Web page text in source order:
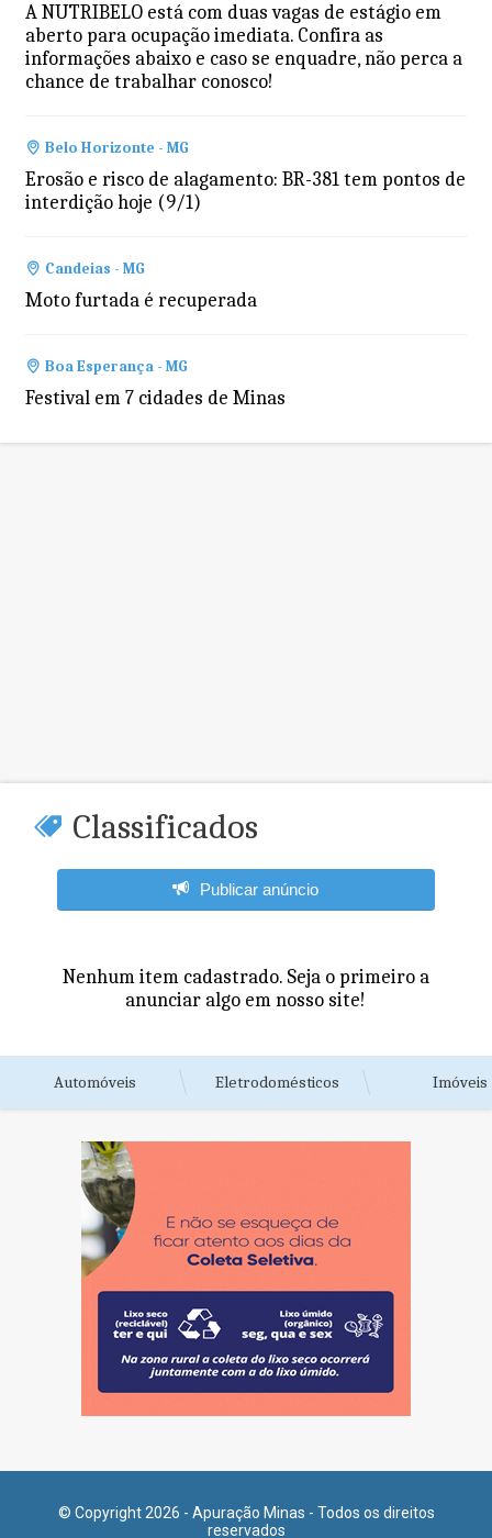
A NUTRIBELO está com duas vagas de estágio em
aberto para ocupação imediata. Confira as
informações abaixo e caso se enquadre, não perca a
chance de trabalhar conosco!
Belo Horizonte - MG
Erosão e risco de alagamento: BR-381 tem pontos de
interdição hoje (9/1)
Candeias - MG
Moto furtada é recuperada
Boa Esperança - MG
Festival em 7 cidades de Minas
Classificados
Publicar anúncio
Nenhum item cadastrado. Seja o primeiro a
anunciar algo em nosso site!
Automóveis Eletrodomésticos Imóveis
© Copyright 2026 - Apuração Minas - Todos os direitos
reservados